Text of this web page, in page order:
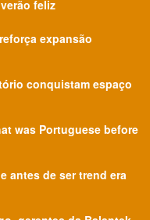
feliz
expansão
conquistam espaço
was Portuguese before
antes de ser trend era